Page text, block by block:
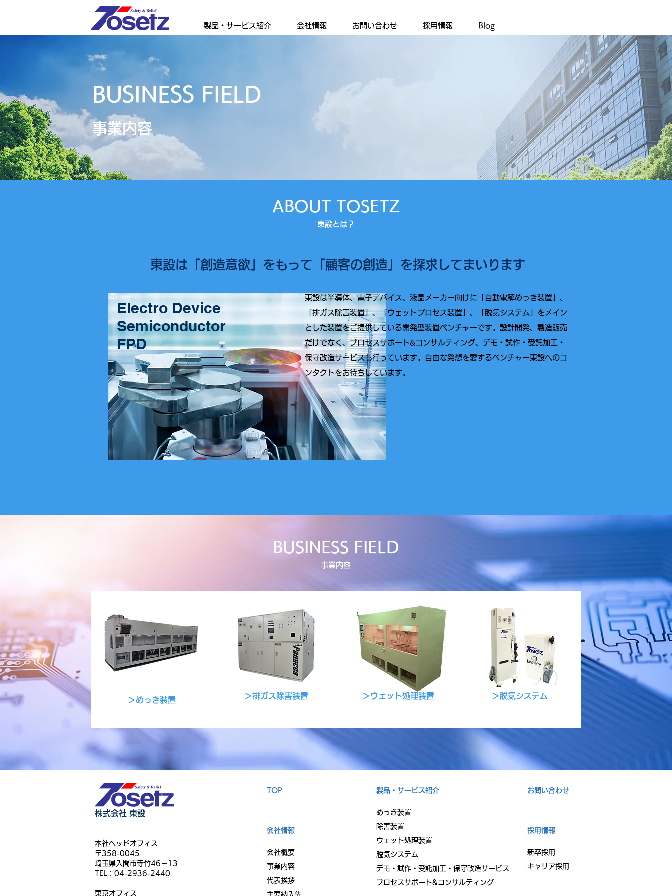
製品・サービス紹介 会社情報 お問い合わせ 採用情報 Blog
BUSINESS FIELD
事業内容
ABOUT TOSETZ
​東設とは？
東設は「創造意欲」をもって「顧客の創造」を探求してまいります
Electro Device
Semiconductor
FPD
東設は半導体、電子デバイス、液晶メーカー向けに「自動電解めっき装置」、
「排ガス除害装置」、「ウェットプロセス装置」、「脱気システム」をメイン
とした装置をご提供している開発型装置ベンチャーです。設計開発、製造販売
だけでなく、プロセスサポート&コンサルティング、デモ・試作・受託加工・
保守改造サービスも行っています。自由な発想を愛するベンチャー東設へのコ
ンタクトをお待ちしています。
BUSINESS FIELD
​事業内容
＞めっき装置
Share the amazing things
customers are saying
about your business.
Double click, or click Edit
Text to make it yours.
＞排ガス除害装置
Share the amazing things
customers are saying
about your business.
Double click, or click Edit
Text to make it yours.
＞ウェット処理装置
Share the amazing things
customers are saying
about your business.
Double click, or click Edit
Text to make it yours.
＞脱気システム
株式会社 東設
本社ヘッドオフィス
〒358-0045
埼玉県入間市寺竹46－13
TEL：04-2936-2440
東京オフィス
TOP
会社情報
会社概要
​​事業内容
代表挨拶
主要納入先
製品・サービス紹介
めっき装置
除害装置
ウェット処理装置
​脱気システム
デモ・試作・受託加工・保守改造サービス
プロセスサポート&コンサルティング
お問い合わせ
採用情報
新卒採用
キャリア採用